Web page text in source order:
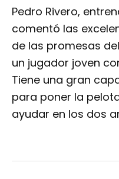
Pedro Rivero,
comentó las
de las promesas
un jugador joven
Tiene una gran
para poner la
ayudar en los dos